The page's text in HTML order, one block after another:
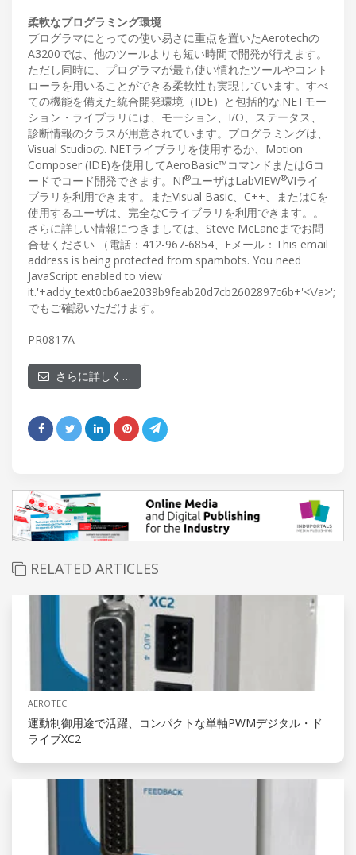
柔軟なプログラミング環境
プログラマにとっての使い易さに重点を置いたAerotechの
A3200では、他のツールよりも短い時間で開発が行えます。
ただし同時に、プログラマが最も使い慣れたツールやコント
ローラを用いることができる柔軟性も実現しています。すべ
ての機能を備えた統合開発環境（IDE）と包括的な.NETモー
ション・ライブラリには、モーション、I/O、ステータス、
診断情報のクラスが用意されています。プログラミングは、
Visual Studioの. NETライブラリを使用するか、Motion
Composer (IDE)を使用してAeroBasic™コマンドまたはGコ
ードでコード開発できます。NI®ユーザはLabVIEW®VIライ
ブラリを利用できます。またVisual Basic、C++、またはCを
使用するユーザは、完全なCライブラリを利用できます。。
さらに詳しい情報につきましては、Steve McLaneまでお問
合せください （電話：412-967-6854、Eメール： This email
address is being protected from spambots. You need
JavaScript enabled to view
it.'+addy_text0cb6ae2039b9feab20d7cb2602897c6b+'<\/a>';
でもご確認いただけます。
PR0817A
さらに詳しく…
RELATED ARTICLES
AEROTECH
運動制御用途で活躍、コンパクトな単軸PWMデジタル・ド
ライブXC2